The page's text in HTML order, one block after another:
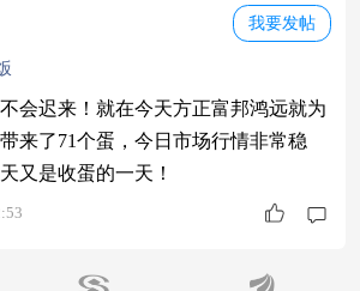
我要发帖
会迟来！就在今天方正富邦鸿远就为
来了71个蛋，今日市场行情非常稳
又是收蛋的一天！